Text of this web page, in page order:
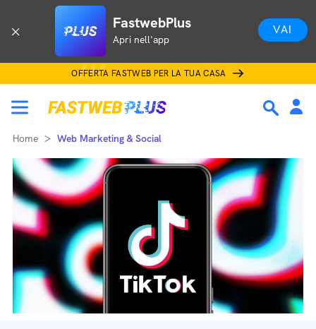
FastwebPlus
Apri nell'app
VAI
OFFERTA FASTWEB PER LA TUA CASA
Home Web Marketing & Social